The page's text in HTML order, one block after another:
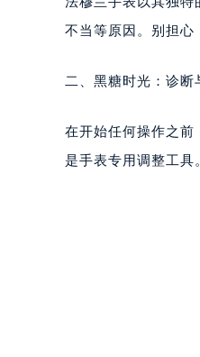
福
重
郑
沈
沈
乌
温
哈
大
佛
东
不当等原因。别担心
二、黑糖时光：诊断
在开始任何操作之
是手表专用调整工具